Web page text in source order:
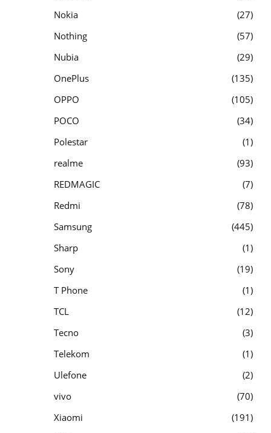
Nokia
27
Nothing
57
Nubia
29
OnePlus
135
OPPO
105
POCO
34
Polestar
1
realme
93
REDMAGIC
7
Redmi
78
Samsung
445
Sharp
1
Sony
19
T Phone
1
TCL
12
Tecno
3
Telekom
1
Ulefone
2
vivo
70
Xiaomi
191